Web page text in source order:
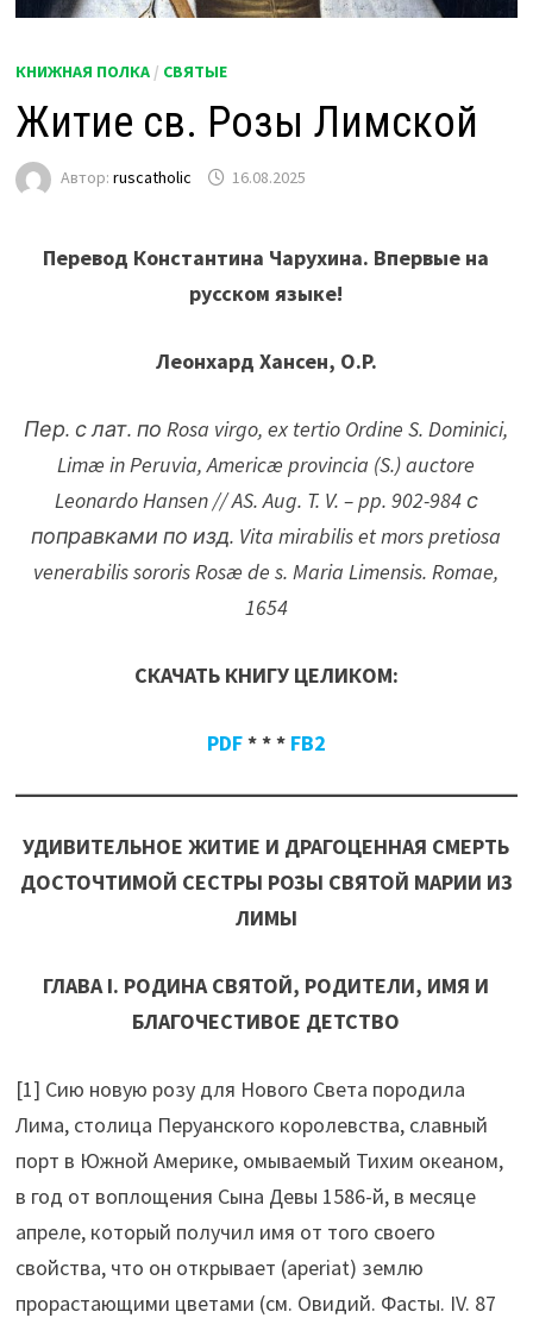
КНИЖНАЯ ПОЛКА / СВЯТЫЕ
Житие св. Розы Лимской
Автор:ruscatholic 16.08.2025
Перевод Константина Чарухина. Впервые на
русском языке!
Леонхард Хансен, O.P.
Пер. с лат. по Rosa virgo, ex tertio Ordine S. Dominici,
Limæ in Peruvia, Americæ provincia (S.) auctore
Leonardo Hansen // AS. Aug. T. V. – pp. 902-984 с
поправками по изд. Vita mirabilis et mors pretiosa
venerabilis sororis Rosæ de s. Maria Limensis. Romae,
1654
СКАЧАТЬ КНИГУ ЦЕЛИКОМ:
PDF* * * FB2
УДИВИТЕЛЬНОЕ ЖИТИЕ И ДРАГОЦЕННАЯ СМЕРТЬ
ДОСТОЧТИМОЙ СЕСТРЫ РОЗЫ СВЯТОЙ МАРИИ ИЗ
ЛИМЫ
ГЛАВА I. РОДИНА СВЯТОЙ, РОДИТЕЛИ, ИМЯ И
БЛАГОЧЕСТИВОЕ ДЕТСТВО
[1] Сию новую розу для Нового Света породила
Лима, столица Перуанского королевства, славный
порт в Южной Америке, омываемый Тихим океаном,
в год от воплощения Сына Девы 1586-й, в месяце
апреле, который получил имя от того своего
свойства, что он открывает (aperiat) землю
прорастающими цветами (см. Овидий. Фасты. IV. 87